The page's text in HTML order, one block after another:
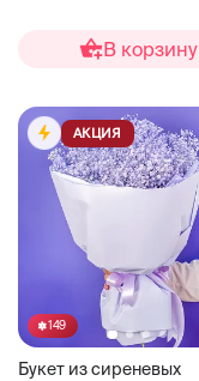
В корзину
149
Букет из сиреневых
АКЦИЯ